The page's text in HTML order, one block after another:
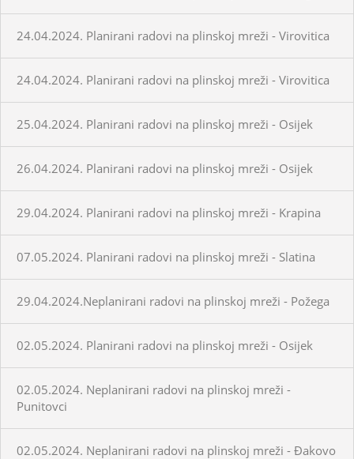
24.04.2024. Planirani radovi na plinskoj mreži - Virovitica
24.04.2024. Planirani radovi na plinskoj mreži - Virovitica
25.04.2024. Planirani radovi na plinskoj mreži - Osijek
26.04.2024. Planirani radovi na plinskoj mreži - Osijek
29.04.2024. Planirani radovi na plinskoj mreži - Krapina
07.05.2024. Planirani radovi na plinskoj mreži - Slatina
29.04.2024.Neplanirani radovi na plinskoj mreži - Požega
02.05.2024. Planirani radovi na plinskoj mreži - Osijek
02.05.2024. Neplanirani radovi na plinskoj mreži -
Punitovci
02.05.2024. Neplanirani radovi na plinskoj mreži - Đakovo